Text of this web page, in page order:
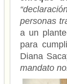
personas
a un
para
Diana
mandato